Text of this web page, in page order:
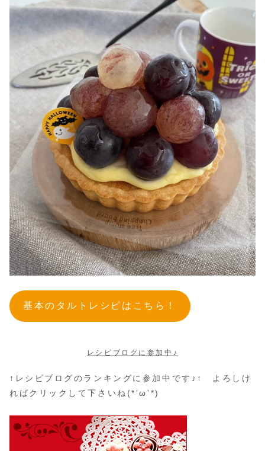
基本のタルトレシピはこちら！
レシピブログに参加中♪
↑レシピブログのランキングに参加中です♪↑ よろしけ
ればクリックして下さいね(*’ω’*)